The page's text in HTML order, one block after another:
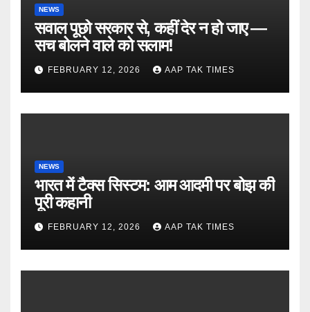
NEWS
सवाल पूछो सरकार से, कहीं देर न हो जाए —
सच बोलने वाले को सलाम!
FEBRUARY 12, 2026 AAP TAK TIMES
NEWS
भारत में टैक्स सिस्टम: आम आदमी पर बोझ की
पूरी कहानी
FEBRUARY 12, 2026 AAP TAK TIMES